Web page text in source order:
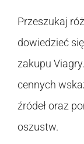
Przeszukaj
dowiedzieć
zakupu
cennych
źródeł oraz
oszustw.